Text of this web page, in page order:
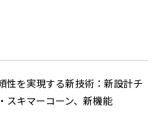
性を実現する新技術：新設計チ
スキマーコーン、新機能